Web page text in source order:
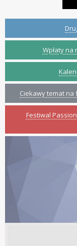
Wpłaty
Ciekawy temat
Festiwal